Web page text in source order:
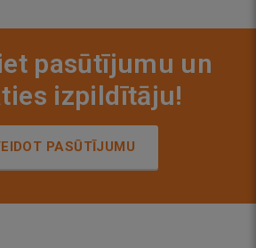
pasūtījumu un
izpildītāju!
PASŪTĪJUMU